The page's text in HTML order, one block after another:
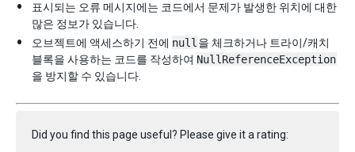
표시되는 오류 메시지에는 코드에서 문제가 발생한 위치에 대한
많은 정보가 있습니다.
오브젝트에 액세스하기 전에 null 을 체크하거나 트라이/캐치
블록을 사용하는 코드를 작성하여 NullReferenceException
을 방지할 수 있습니다.
Did you find this page useful? Please give it a rating: